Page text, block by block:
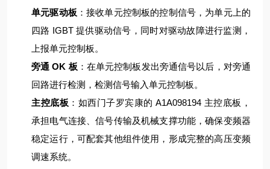
单元驱动板 ：接收单元控制板的控制信号，为单元上的
四路 IGBT 提供驱动信号，同时对驱动故障进行监测，
上报单元控制板。
旁通 OK 板 ：在单元控制板发出旁通信号以后，对旁通
回路进行检测，检测信号输入单元控制板。
主控底板 ：如西门子罗宾康的 A1A098194 主控底板，
承担电气连接、信号传输及机械支撑功能，确保变频器
稳定运行，可配套其他组件使用，形成完整的高压变频
调速系统。